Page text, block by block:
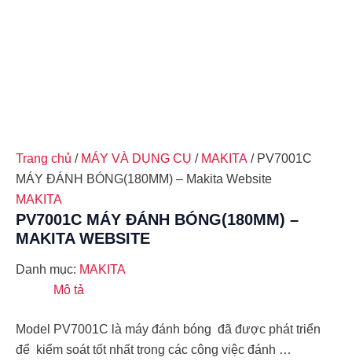
Trang chủ / MÁY VÀ DỤNG CỤ / MAKITA / PV7001C
MÁY ĐÁNH BÓNG(180MM) – Makita Website
MAKITA
PV7001C MÁY ĐÁNH BÓNG(180MM) –
MAKITA WEBSITE
Danh mục: MAKITA
Mô tả
Model PV7001C là máy đánh bóng đã được phát triển
để kiểm soát tốt nhất trong các công việc đánh …